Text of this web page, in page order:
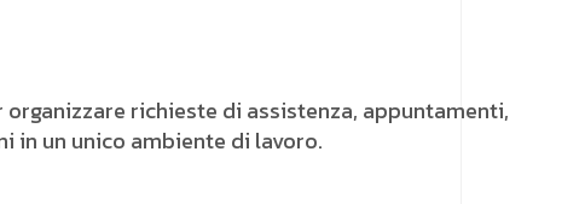
richieste di assistenza, appuntamenti,
in un unico ambiente di lavoro.